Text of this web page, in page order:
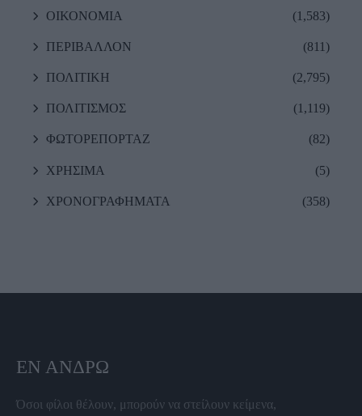
ΟΙΚΟΝΟΜΙΑ (1,583)
ΠΕΡΙΒΑΛΛΟΝ (811)
ΠΟΛΙΤΙΚΗ (2,795)
ΠΟΛΙΤΙΣΜΟΣ (1,119)
ΦΩΤΟΡΕΠΟΡΤΑΖ (82)
ΧΡΗΣΙΜΑ (5)
ΧΡΟΝΟΓΡΑΦΗΜΑΤΑ (358)
ΕΝ ΆΝΔΡΩ
Όσοι φίλοι θέλουν, μπορούν να στείλουν κείμενα,